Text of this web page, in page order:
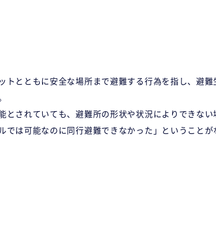
トとともに安全な場所まで避難する行為を指し、避
とされていても、避難所の形状や状況によりできない
では可能なのに同行避難できなかった」ということ